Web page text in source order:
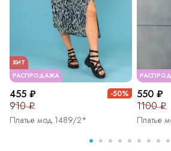
РАСПРОДАЖА
ХИТ
455 ₽
910 ₽
-50%
Платье мод.1489/2*
550 ₽
1100 ₽
Платье